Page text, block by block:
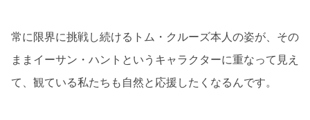
常に限界に挑戦し続けるトム・クルーズ本人の姿が、その
ままイーサン・ハントというキャラクターに重なって見え
て、観ている私たちも自然と応援したくなるんです。